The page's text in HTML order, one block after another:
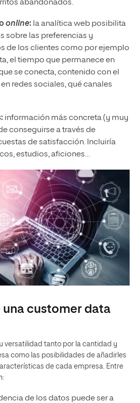
abandonados.
online: la analítica web posibilita
sobre las preferencias y
de los clientes como por ejemplo
el tiempo que permanece en
se conecta, contenido con el
redes sociales, qué canales
información más concreta (y muy
conseguirse a través de
de satisfacción. Incluiría
estudios, aficiones…
una customer data
versatilidad tanto por la cantidad y
como las posibilidades de añadirles
de cada empresa. Entre
de los datos puede ser a